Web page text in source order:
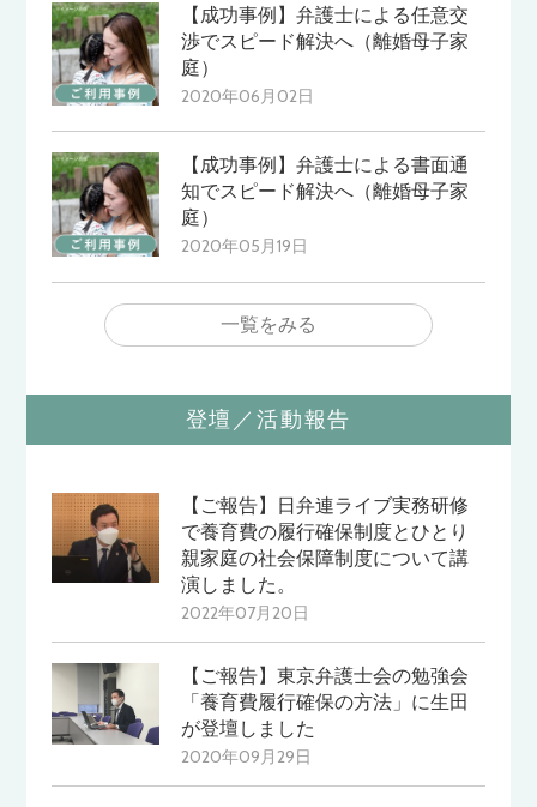
【成功事例】弁護士による任意交
渉でスピード解決へ（離婚母子家
庭）
2020年06月02日
【成功事例】弁護士による書面通
知でスピード解決へ（離婚母子家
庭）
2020年05月19日
一覧をみる
登壇／活動報告
【ご報告】日弁連ライブ実務研修
で養育費の履行確保制度とひとり
親家庭の社会保障制度について講
演しました。
2022年07月20日
【ご報告】東京弁護士会の勉強会
「養育費履行確保の方法」に生田
が登壇しました
2020年09月29日